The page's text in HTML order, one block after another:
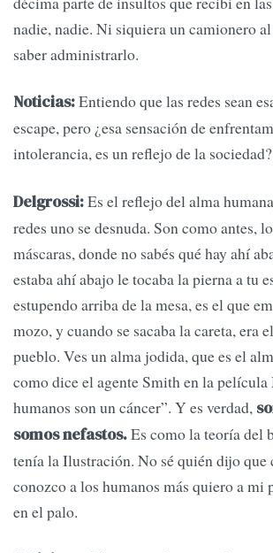
nadie, nadie. Ni siquiera un camionero
saber administrarlo.
Noticias:Entiendo que las redes sean
escape, pero ¿esa sensación de
intolerancia, es un reflejo de la sociedad?
Delgrossi:Es el reflejo del alma
redes uno se desnuda. Son como antes,
máscaras, donde no sabés qué hay ahí
estaba ahí abajo le tocaba la pierna a tu
estupendo arriba de la mesa, es el que
mozo, y cuando se sacaba la careta, era
pueblo. Ves un alma jodida, que es el
como dice el agente Smith en la
humanos son un cáncer”. Y es verdad,
somos nefastos.Es como la teoría del
tenía la Ilustración. No sé quién dijo que
conozco a los humanos más quiero a mi
en el palo.